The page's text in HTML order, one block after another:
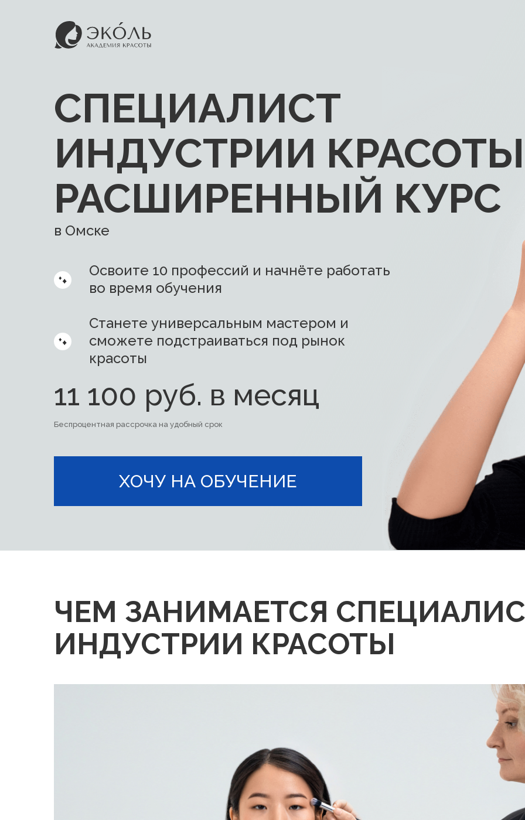
СПЕЦИАЛИСТ
ИНДУСТРИИ
РАСШИРЕННЫЙ КУРС
Освоите 10 профессий и начнёте работать
во время обучения
Станете универсальным мастером и
сможете подстраиваться под рынок
красоты
в Омске
11 100 руб. в месяц
Беспроцентная рассрочка на удобный срок
ХОЧУ НА ОБУЧЕНИЕ
ЧЕМ ЗАНИМАЕТСЯ
ИНДУСТРИИ КРАСОТЫ